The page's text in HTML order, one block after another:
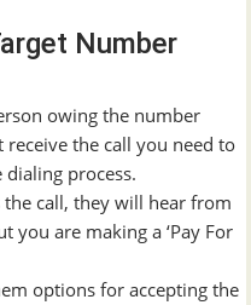
Number
owing the number
receive the call you need to
process.
call, they will hear from
are making a ‘Pay For
options for accepting the